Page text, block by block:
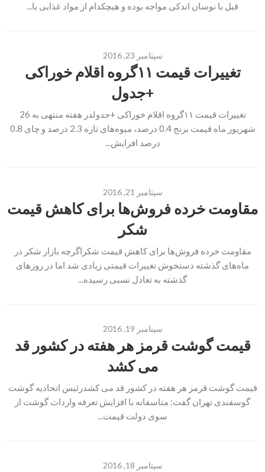
قبل با نوسان اندکی مواجه بوده و هیچکدام از مواد غذایی با...
سپتامبر 23, 2016
تغییرات قیمت ۱۱گروه اقلام خوراکی
+جدول
تغییرات قیمت ۱۱گروه اقلام خوراکی +جدولدر هفته منتهی به 26
شهریور ماه قیمت برنج 0.4 درصد، میوه‌های تازه 2.3 درصد و چای 0.8
درصد افزایش...
سپتامبر 21, 2016
مقاومت خرده فروش‌ها برای کاهش قیمت
شکر
مقاومت خرده فروش‌ها برای کاهش قیمت شکراگرچه بازار شکر در
ماه‌های گذشته دستخوش تغییرات قیمتی زیادی شد اما در روزهای
گذشته به تعادل نسبی رسیده...
سپتامبر 19, 2016
قیمت گوشت قرمز هر هفته در کشور قد
می کشد
قیمت گوشت قرمز هر هفته در کشور قد می کشدرئیس اتحادیه گوشت
گوسفندی تهران گفت: متاسفانه با افزایش تعرفه واردات گوشت از
سوی دولت قیمت...
سپتامبر 18, 2016